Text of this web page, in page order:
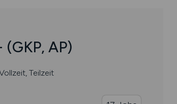
(GKP, AP)
Teilzeit